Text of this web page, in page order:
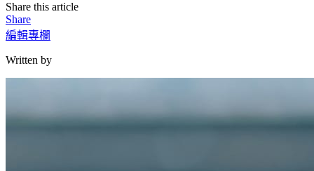
Share this article
Share
編輯專欄
Written by